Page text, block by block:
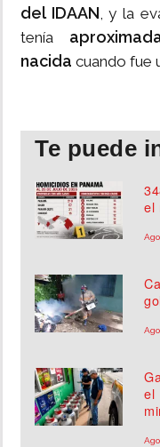
del IDAAN, y la
tenía
nacida cuando fue
Te puede
el